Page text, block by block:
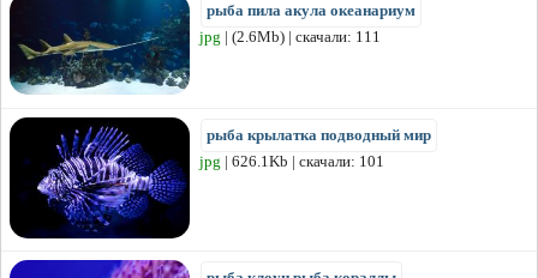
рыба пила акула океанариум
jpg | (2.6Mb) | скачали: 111
рыба крылатка подводный мир
jpg | 626.1Kb | скачали: 101